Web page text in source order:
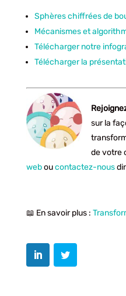
Sphères chiffrées de
Mécanismes et
Télécharger notre
Télécharger la
sur la
de votre
weboucontactez-nous
📖 En savoir plus :